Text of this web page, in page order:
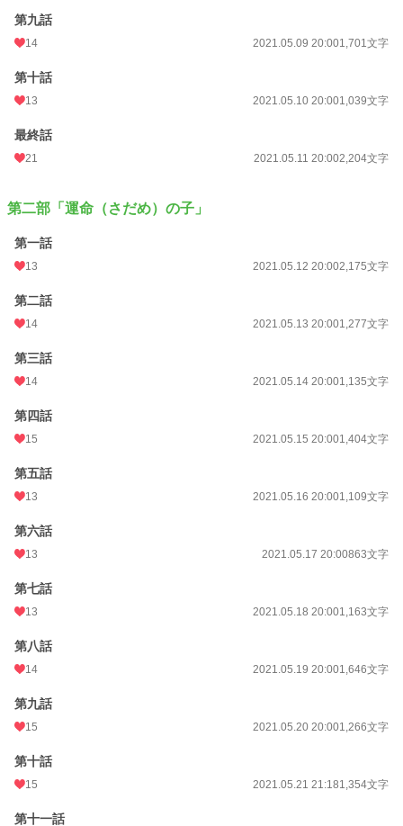
第九話
14 2021.05.09 20:001,701文字
第十話
13 2021.05.10 20:001,039文字
最終話
21 2021.05.11 20:002,204文字
第二部「運命（さだめ）の子」
第一話
13 2021.05.12 20:002,175文字
第二話
14 2021.05.13 20:001,277文字
第三話
14 2021.05.14 20:001,135文字
第四話
15 2021.05.15 20:001,404文字
第五話
13 2021.05.16 20:001,109文字
第六話
13 2021.05.17 20:00863文字
第七話
13 2021.05.18 20:001,163文字
第八話
14 2021.05.19 20:001,646文字
第九話
15 2021.05.20 20:001,266文字
第十話
15 2021.05.21 21:181,354文字
第十一話